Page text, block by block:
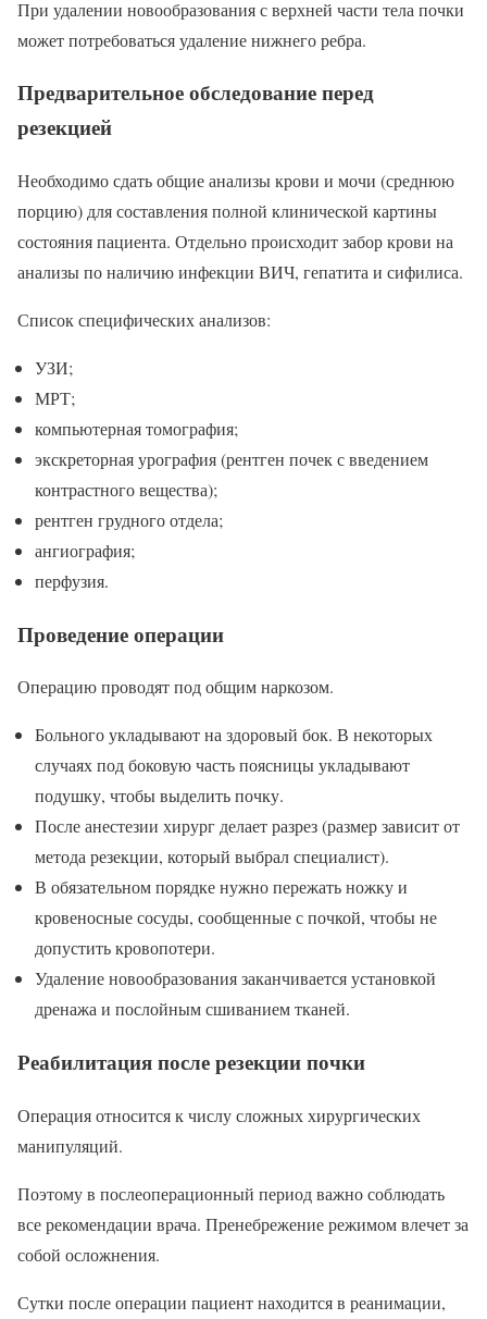
При удалении новообразования с верхней части тела почки
может потребоваться удаление нижнего ребра.
Предварительное обследование перед
резекцией
Необходимо сдать общие анализы крови и мочи (среднюю
порцию) для составления полной клинической картины
состояния пациента. Отдельно происходит забор крови на
анализы по наличию инфекции ВИЧ, гепатита и сифилиса.
Список специфических анализов:
УЗИ;
МРТ;
компьютерная томография;
экскреторная урография (рентген почек с введением
контрастного вещества);
рентген грудного отдела;
ангиография;
перфузия.
Проведение операции
Операцию проводят под общим наркозом.
Больного укладывают на здоровый бок. В некоторых
случаях под боковую часть поясницы укладывают
подушку, чтобы выделить почку.
После анестезии хирург делает разрез (размер зависит от
метода резекции, который выбрал специалист).
В обязательном порядке нужно пережать ножку и
кровеносные сосуды, сообщенные с почкой, чтобы не
допустить кровопотери.
Удаление новообразования заканчивается установкой
дренажа и послойным сшиванием тканей.
Реабилитация после резекции почки
Операция относится к числу сложных хирургических
манипуляций.
Поэтому в послеоперационный период важно соблюдать
все рекомендации врача. Пренебрежение режимом влечет за
собой осложнения.
Сутки после операции пациент находится в реанимации,